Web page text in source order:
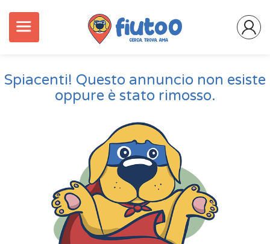
Spiacenti! Questo annuncio non esiste
oppure è stato rimosso.